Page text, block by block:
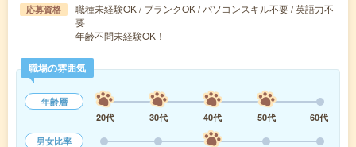
応募資格
職種未経験OK / ブランクOK / パソコンスキル不要 / 英語力不
要
年齢不問未経験OK！
職場の雰囲気
年齢層
20代
30代 40代 50代
60代
男女比率